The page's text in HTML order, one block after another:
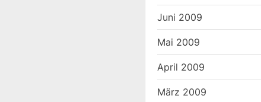
Juni 2009
Mai 2009
April 2009
März 2009